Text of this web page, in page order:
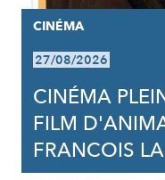
CINÉMA
27/08/2026
CINÉMA
FILM
FRANCOIS